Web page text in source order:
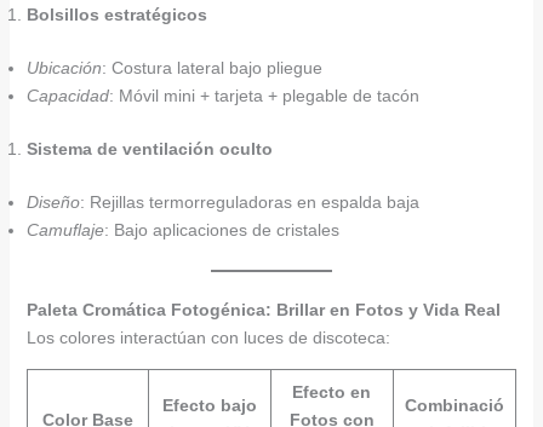
Bolsillos estratégicos
Ubicación: Costura lateral bajo pliegue
Capacidad: Móvil mini + tarjeta + plegable de tacón
Sistema de ventilación oculto
Diseño: Rejillas termorreguladoras en espalda baja
Camuflaje: Bajo aplicaciones de cristales
Paleta Cromática Fotogénica: Brillar en Fotos y Vida Real
Los colores interactúan con luces de discoteca:
Color Base
Efecto bajo
Efecto en
Fotos con
Combinació